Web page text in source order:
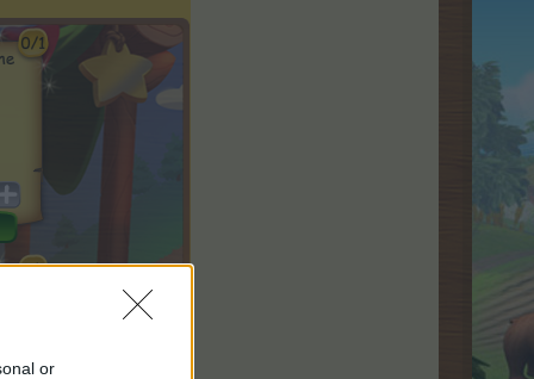
or